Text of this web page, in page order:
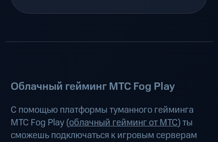
Облачный гейминг МТС Fog Play
С помощью платформы туманного гейминга
МТС Fog Play (облачный гейминг от МТС) ты
сможешь подключаться к игровым серверам